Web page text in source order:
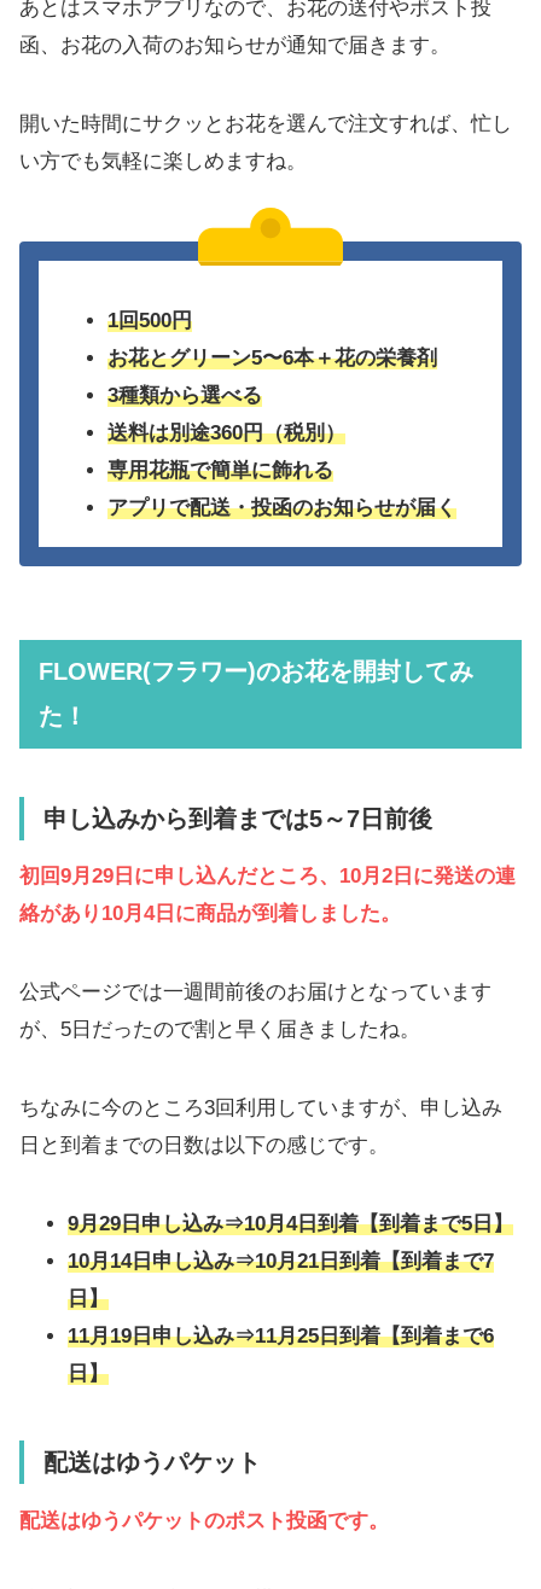
あとはスマホアプリなので、お花の送付やポスト投
函、お花の入荷のお知らせが通知で届きます。
開いた時間にサクッとお花を選んで注文すれば、忙し
い方でも気軽に楽しめますね。
1回500円
お花とグリーン5〜6本＋花の栄養剤
3種類から選べる
送料は別途360円（税別）
専用花瓶で簡単に飾れる
アプリで配送・投函のお知らせが届く
FLOWER(フラワー)のお花を開封してみ
た！
申し込みから到着までは5～7日前後
初回9月29日に申し込んだところ、10月2日に発送の連
絡があり10月4日に商品が到着しました。
公式ページでは一週間前後のお届けとなっています
が、5日だったので割と早く届きましたね。
ちなみに今のところ3回利用していますが、申し込み
日と到着までの日数は以下の感じです。
9月29日申し込み⇒10月4日到着【到着まで5日】
10月14日申し込み⇒10月21日到着【到着まで7
日】
11月19日申し込み⇒11月25日到着【到着まで6
日】
配送はゆうパケット
配送はゆうパケットのポスト投函です。